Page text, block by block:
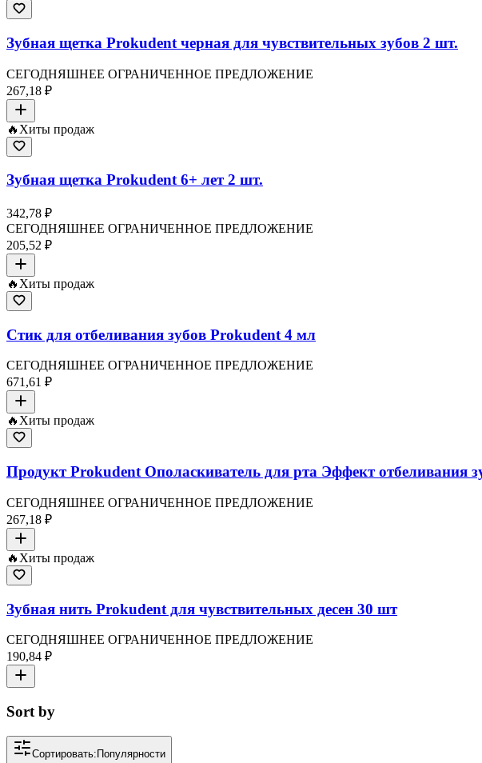
Зубная щетка Prokudent черная для чувствительных зубов 2 шт.
СЕГОДНЯШНЕЕ ОГРАНИЧЕННОЕ ПРЕДЛОЖЕНИЕ
267,18 ₽
🔥 Хиты продаж
Зубная щетка Prokudent 6+ лет 2 шт.
342,78 ₽
СЕГОДНЯШНЕЕ ОГРАНИЧЕННОЕ ПРЕДЛОЖЕНИЕ
205,52 ₽
🔥 Хиты продаж
Стик для отбеливания зубов Prokudent 4 мл
СЕГОДНЯШНЕЕ ОГРАНИЧЕННОЕ ПРЕДЛОЖЕНИЕ
671,61 ₽
🔥Хиты продаж
Продукт Prokudent Ополаскиватель для рта Эффект отбеливания
СЕГОДНЯШНЕЕ ОГРАНИЧЕННОЕ ПРЕДЛОЖЕНИЕ
267,18 ₽
🔥 Хиты продаж
Зубная нить Prokudent для чувствительных десен 30 шт
СЕГОДНЯШНЕЕ ОГРАНИЧЕННОЕ ПРЕДЛОЖЕНИЕ
190,84 ₽
Sort by
Сортировать: Популярности